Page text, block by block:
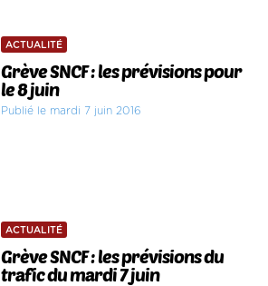
ACTUALITÉ
Grève SNCF : les prévisions pour
le 8 juin
Publié le mardi 7 juin 2016
ACTUALITÉ
Grève SNCF : les prévisions du
trafic du mardi 7 juin